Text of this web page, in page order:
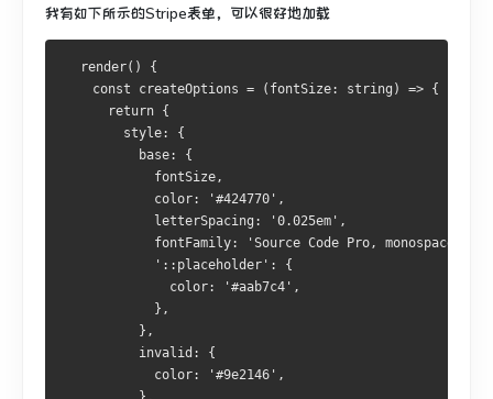
我有如下所示的Stripe表单，可以很好地加载
  render() {
    const createOptions = (fontSize: string) => {
      return {
        style: {
          base: {
            fontSize,
            color: '#424770',
            letterSpacing: '0.025em',
            fontFamily: 'Source Code Pro, monospace',
            '::placeholder': {
              color: '#aab7c4',
            },
          },
          invalid: {
            color: '#9e2146',